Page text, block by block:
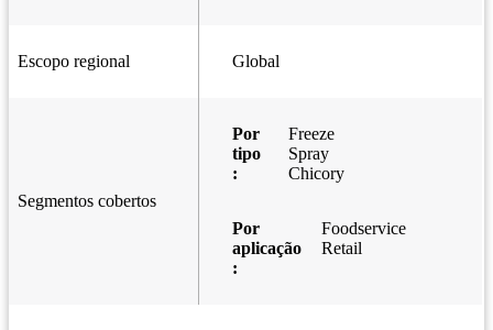
Escopo regional Global
Segmentos cobertos
Por
tipo
:
Freeze
Spray
Chicory
Por
aplicação
:
Foodservice
Retail